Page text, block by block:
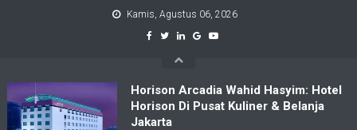
Kamis, Agustus 06, 2026
Horison Arcadia Wahid Hasyim: Hotel
Horison Di Pusat Kuliner & Belanja
Jakarta